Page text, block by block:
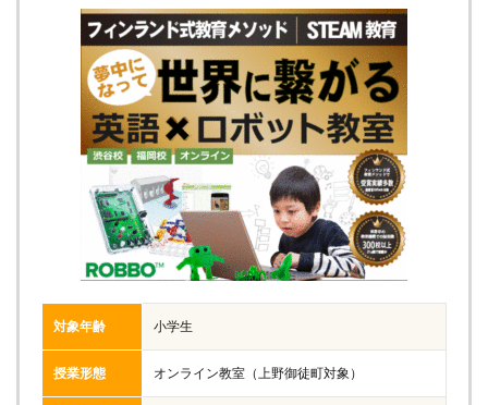
対象年齢 小学生
授業形態 オンライン教室（上野御徒町対象）